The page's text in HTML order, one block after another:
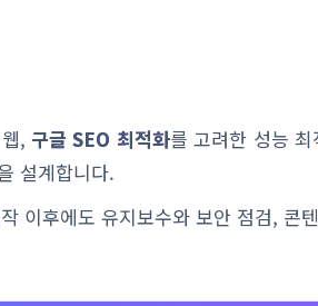
, 구글 SEO 최적화를 고려한 성능
설계합니다.
이후에도 유지보수와 보안 점검, 콘